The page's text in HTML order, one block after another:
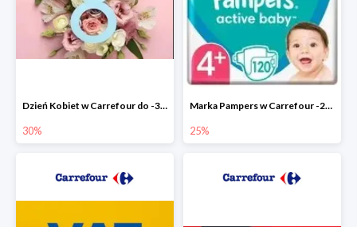
Dzień Kobiet w Carrefour do -30%
30%
Marka Pampers w Carrefour -25%
25%